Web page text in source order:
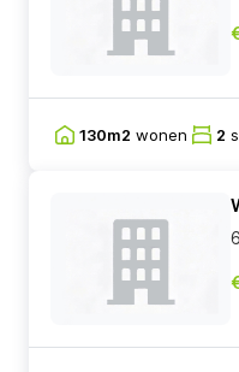
130m2 wonen 2